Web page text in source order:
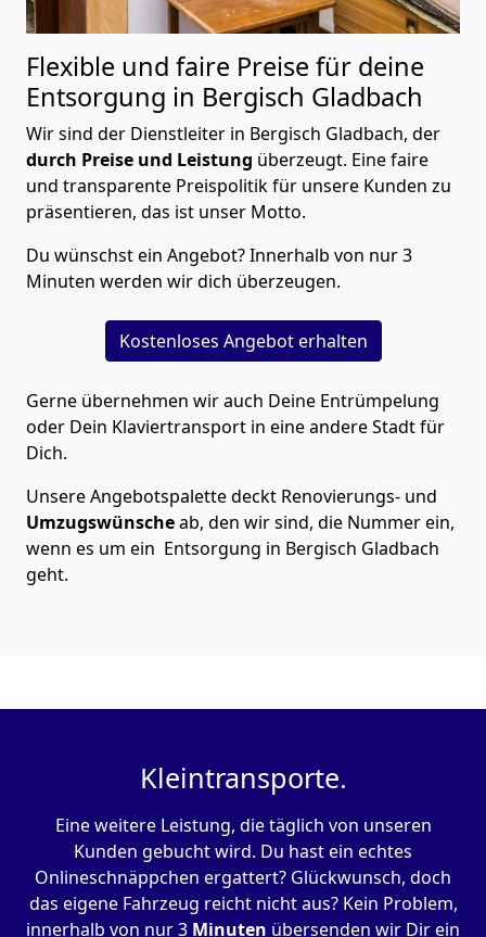
Flexible und faire Preise für deine
Entsorgung in Bergisch Gladbach
Wir sind der Dienstleiter in Bergisch Gladbach, der
durch Preise und Leistung überzeugt. Eine faire
und transparente Preispolitik für unsere Kunden zu
präsentieren, das ist unser Motto.
Du wünschst ein Angebot? Innerhalb von nur 3
Minuten werden wir dich überzeugen.
Kostenloses Angebot erhalten
Gerne übernehmen wir auch Deine Entrümpelung
oder Dein Klaviertransport in eine andere Stadt für
Dich.
Unsere Angebotspalette deckt Renovierungs- und
Umzugswünscheab, den wir sind, die Nummer ein,
wenn es um ein Entsorgung in Bergisch Gladbach
geht.
Kleintransporte.
Eine weitere Leistung, die täglich von unseren
Kunden gebucht wird. Du hast ein echtes
Onlineschnäppchen ergattert? Glückwunsch, doch
das eigene Fahrzeug reicht nicht aus? Kein Problem,
innerhalb von nur 3 Minuten übersenden wir Dir ein